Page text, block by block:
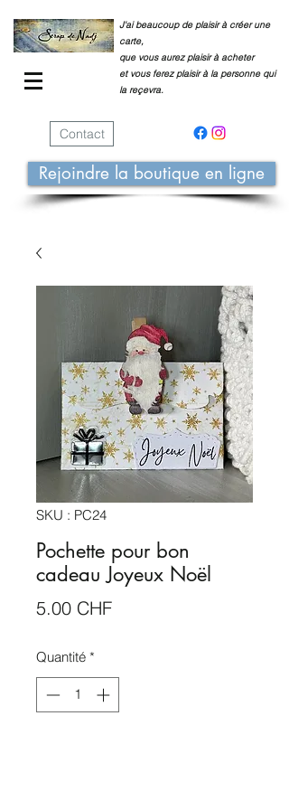
J'ai beaucoup de plaisir à créer une
carte,
que vous aurez plaisir à acheter
et vous ferez plaisir à la personne qui
la reçevra.
Contact
Rejoindre la boutique en ligne
SKU : PC24
Pochette pour bon
cadeau Joyeux Noël
5.00 CHFPrix
Quantité *